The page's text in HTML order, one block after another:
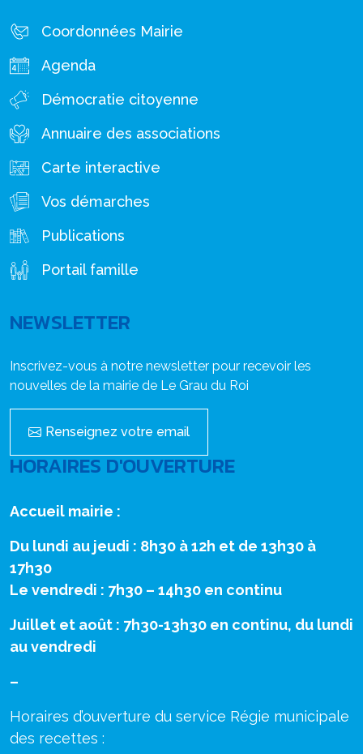
Coordonnées Mairie
Agenda
Démocratie citoyenne
Annuaire des associations
Carte interactive
Vos démarches
Publications
Portail famille
NEWSLETTER
Inscrivez-vous à notre newsletter pour recevoir les
nouvelles de la mairie de Le Grau du Roi
Renseignez votre email
HORAIRES D'OUVERTURE
Accueil mairie :
Du lundi au jeudi : 8h30 à 12h et de 13h30 à
17h30
Le vendredi : 7h30 – 14h30 en continu
Juillet et août : 7h30-13h30 en continu, du lundi
au vendredi
–
Horaires d’ouverture du service Régie municipale
des recettes :